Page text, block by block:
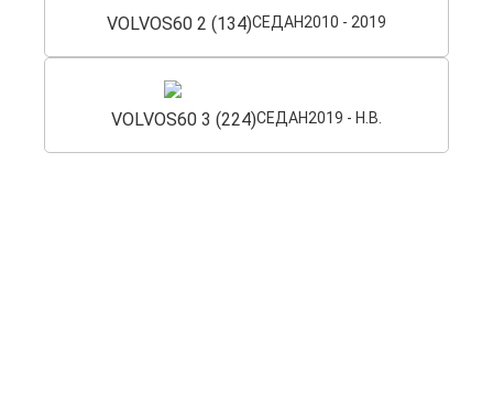
VOLVOS60 2 (134)СЕДАН2010 - 2019
VOLVOS60 3 (224)СЕДАН2019 - Н.В.